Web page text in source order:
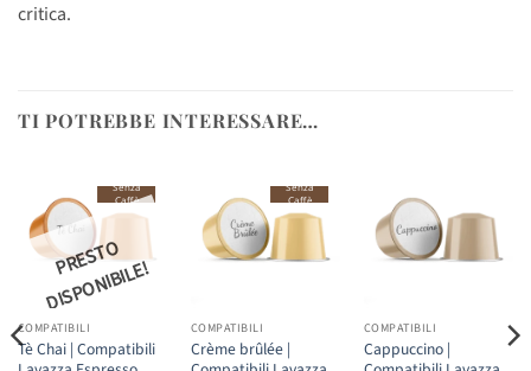
critica.
TI POTREBBE INTERESSARE…
P
R
E
S
T
O
DI
S
P
O
NI
BI
L
E!
Senza
Caffè
COMPATIBILI
Tè Chai | Compatibili
Senza
Caffè
COMPATIBILI
Crème brûlée |
COMPATIBILI
Cappuccino |